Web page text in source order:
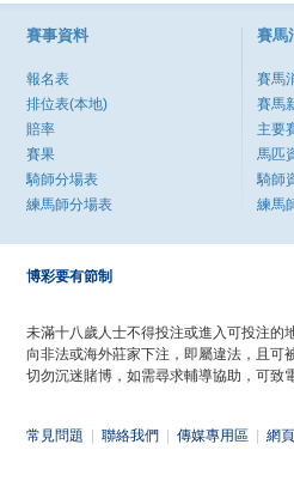
賽事資料
報名表
排位表(本地)
賠率
賽果
騎師分場表
練馬師分場表
賽馬
賽馬
賽馬
主要
馬匹
騎師
練馬
博彩要有節制
未滿十八歲人士不得投注或進入可投注的
向非法或海外莊家下注，即屬違法，且可
切勿沉迷賭博，如需尋求輔導協助，可致
常見問題 聯絡我們 傳媒專用區 網